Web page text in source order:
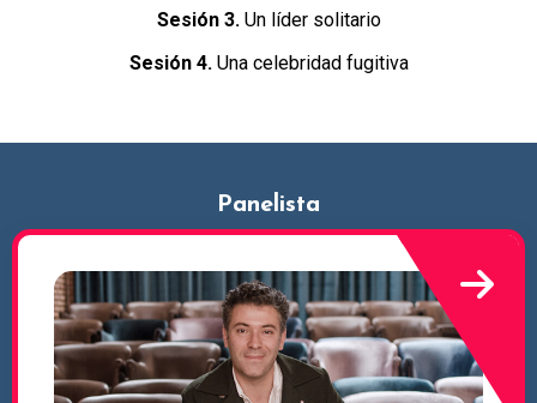
Sesión 3. Un líder solitario
Sesión 4. Una celebridad fugitiva
Panelista